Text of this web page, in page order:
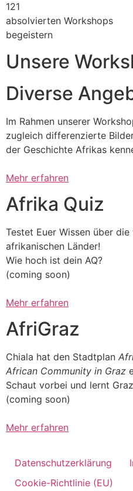
121
absolvierten Workshops
begeistern
Unsere
Diverse
Im Rahmen unserer
zugleich differenzierte
der Geschichte Afrikas
Mehr erfahren
Afrika Quiz​
Testet Euer Wissen über
afrikanischen Länder!
Wie hoch ist dein AQ?
(coming soon)
Mehr erfahren
AfriGraz
Chiala hat den Stadtplan
African Community in Graz
Schaut vorbei und lernt
(coming soon)
Mehr erfahren
Datenschutzerklärung
Cookie-Richtlinie (EU)